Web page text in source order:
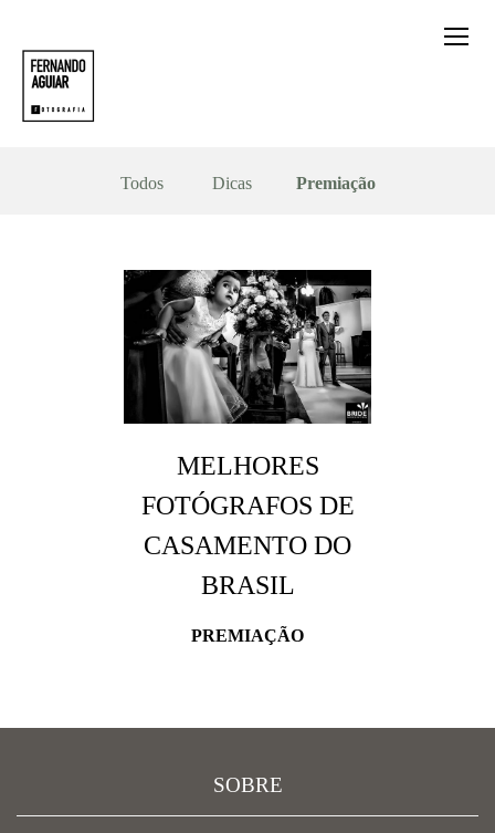
Todos Dicas Premiação
MELHORES
FOTÓGRAFOS DE
CASAMENTO DO
BRASIL
PREMIAÇÃO
SOBRE